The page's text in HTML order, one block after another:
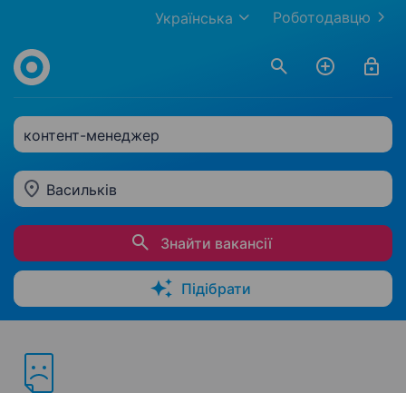
Роботодавцю
Українська
контент-менеджер
Васильків
Знайти вакансії
Підібрати